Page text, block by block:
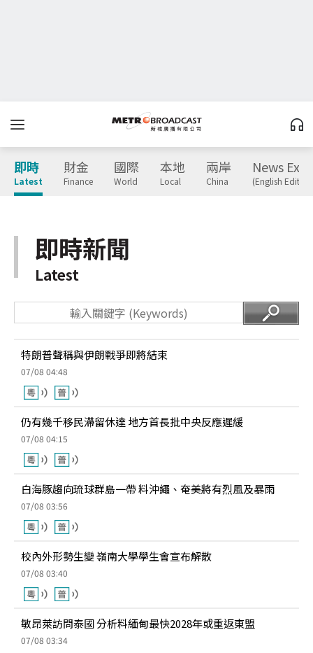
即時
Latest
財金
Finance
國際
World
本地
Local
兩岸
China
News
(English
即時新聞
Latest
特朗普聲稱與伊朗戰爭即將結束
07/08 04:48
仍有幾千移民滯留休達 地方首長批中央反應遲緩
07/08 04:15
白海豚趨向琉球群島一帶 料沖繩、奄美將有烈風及暴雨
07/08 03:56
校內外形勢生變 嶺南大學學生會宣布解散
07/08 03:40
敏昂萊訪問泰國 分析料緬甸最快2028年或重返東盟
07/08 03:34